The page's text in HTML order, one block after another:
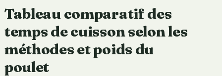
Tableau comparatif des
temps de cuisson selon les
méthodes et poids du
poulet